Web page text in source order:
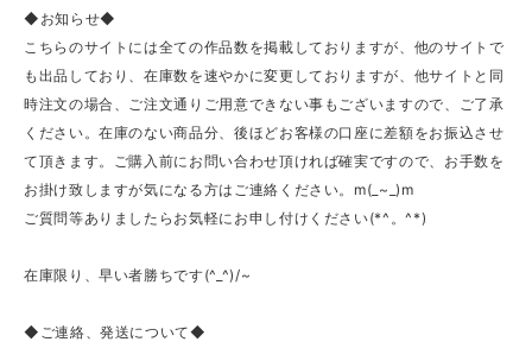
◆お知らせ◆
こちらのサイトには全ての作品数を掲載しておりますが、他のサイトで
も出品しており、在庫数を速やかに変更しておりますが、他サイトと同
時注文の場合、ご注文通りご用意できない事もございますので、ご了承
ください。在庫のない商品分、後ほどお客様の口座に差額をお振込させ
て頂きます。ご購入前にお問い合わせ頂ければ確実ですので、お手数を
お掛け致しますが気になる方はご連絡ください。m(_~_)m
ご質問等ありましたらお気軽にお申し付けください(*^。^*)
在庫限り、早い者勝ちです(^_^)/~
◆ご連絡、発送について◆